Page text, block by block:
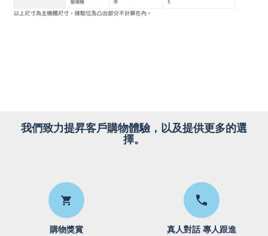
我們致力提昇客戶購物體驗，以及提供更多的選
擇。
購物獎賞 真人對話 專人跟進